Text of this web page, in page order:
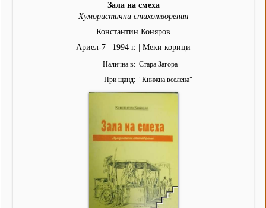
Зала на смеха
Хумористични стихотворения
Константин Коняров
Ариел-7 | 1994 г. | Меки корици
Налична в
Стара Загора
При щанд
"Книжна вселена"